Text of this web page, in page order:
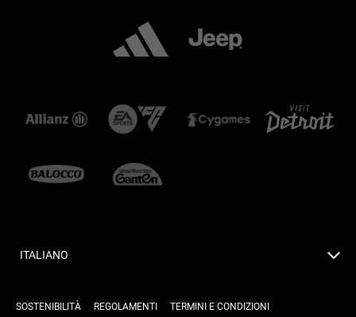
ITALIANO
SOSTENIBILITÀ REGOLAMENTI TERMINI E CONDIZIONI